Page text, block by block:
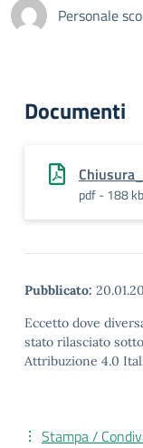
Personale
Documenti
pdf - 188 kb
Pubblicato:
Eccetto dove
stato rilasciato
Attribuzione 4.0
Stampa /